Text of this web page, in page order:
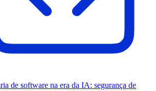
de software na era da IA: segurança de